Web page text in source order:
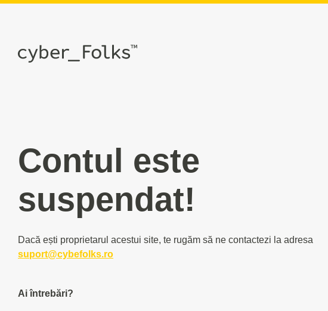
Contul este
suspendat!
Dacă ești proprietarul acestui site, te rugăm să ne contactezi la adresa
suport@cybefolks.ro
Ai întrebări?